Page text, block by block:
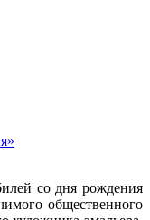
со дня рождения
общественного